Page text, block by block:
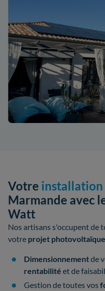
Votre installation
Marmande avec
Watt
Nos artisans s'occupent de
votre projet
Dimensionnementde
rentabilité et de
Gestion de toutes vos